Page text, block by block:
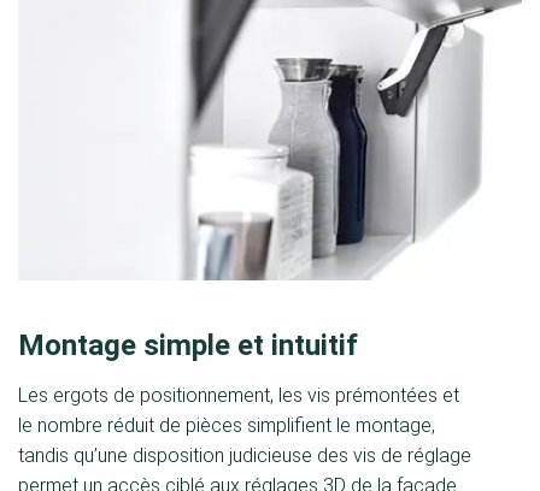
Montage simple et intuitif
Les ergots de positionnement, les vis prémontées et
le nombre réduit de pièces simplifient le montage,
tandis qu’une disposition judicieuse des vis de réglage
permet un accès ciblé aux réglages 3D de la façade.